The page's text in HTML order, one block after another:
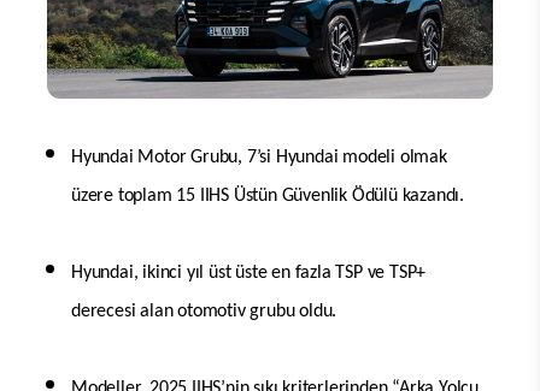
Hyundai Motor Grubu, 7’si Hyundai modeli olmak
üzere toplam 15 IIHS Üstün Güvenlik Ödülü kazandı.
Hyundai, ikinci yıl üst üste en fazla TSP ve TSP+
derecesi alan otomotiv grubu oldu.